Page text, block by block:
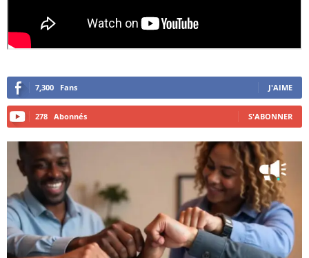
7,300 Fans J'AIME
278 Abonnés S'ABONNER